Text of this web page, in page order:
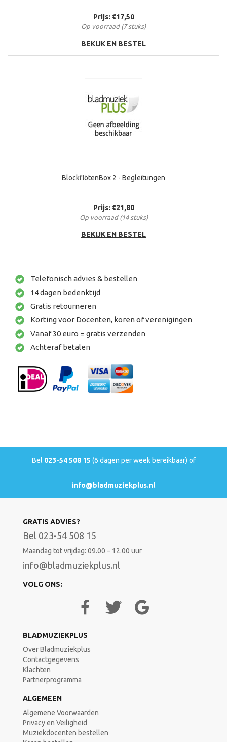
Prijs: €17,50
Op voorraad (7 stuks)
BEKIJK EN BESTEL
BlockflötenBox 2 - Begleitungen
Prijs: €21,80
Op voorraad (14 stuks)
BEKIJK EN BESTEL
Telefonisch advies & bestellen
14 dagen bedenktijd
Gratis retourneren
Korting voor Docenten, koren of verenigingen
Vanaf 30 euro = gratis verzenden
Achteraf betalen
Bel 023-54 508 15 (6 dagen per week bereikbaar) of
info@bladmuziekplus.nl
GRATIS ADVIES?
Bel 023-54 508 15
Maandag tot vrijdag: 09.00 – 12.00 uur
info@bladmuziekplus.nl
VOLG ONS:
BLADMUZIEKPLUS
Over Bladmuziekplus
Contactgegevens
Klachten
Partnerprogramma
ALGEMEEN
Algemene Voorwaarden
Privacy en Veiligheid
Muziekdocenten bestellen